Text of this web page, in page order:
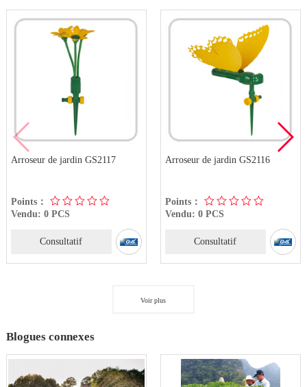
GS2117 Arroseur de jardin GS2116
Points：
Vendu: 0 PCS
Consultatif
Arroseur
Points：
Voir plus
Blogues connexes